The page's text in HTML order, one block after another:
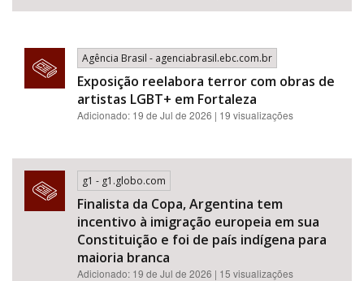
Área Protegida
BUSCAR
Agência Brasil - agenciabrasil.ebc.com.br
Exposição reelabora terror com obras de
artistas LGBT+ em Fortaleza
Adicionado: 19 de Jul de 2026 | 19 visualizações
g1 - g1.globo.com
Finalista da Copa, Argentina tem
incentivo à imigração europeia em sua
Constituição e foi de país indígena para
maioria branca
Adicionado: 19 de Jul de 2026 | 15 visualizações